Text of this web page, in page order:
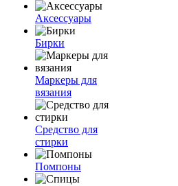
Аксессуары
Бирки
Маркеры для
вязания
Средство для
стирки
Помпоны